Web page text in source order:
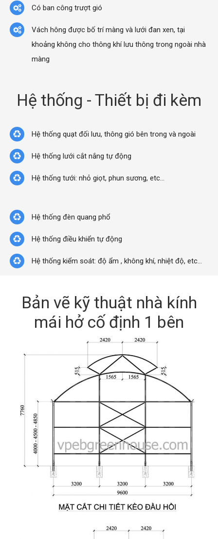
Có ban công trượt gió
Vách hông được bố trí màng và lưới đan xen, tại
khoảng không cho thông khí lưu thông trong ngoài nhà
màng
Hệ thống - Thiết bị đi kèm
Hệ thống quạt đối lưu, thông gió bên trong và ngoài
Hệ thống lưới cắt nắng tự động
Hệ thống tưới: nhỏ giọt, phun sương, etc…
Hệ thống đèn quang phổ
Hệ thống điều khiển tự động
Hệ thống kiểm soát: độ ẩm , không khí, nhiệt độ, etc…
Bản vẽ kỹ thuật nhà kính
mái hở cố định 1 bên